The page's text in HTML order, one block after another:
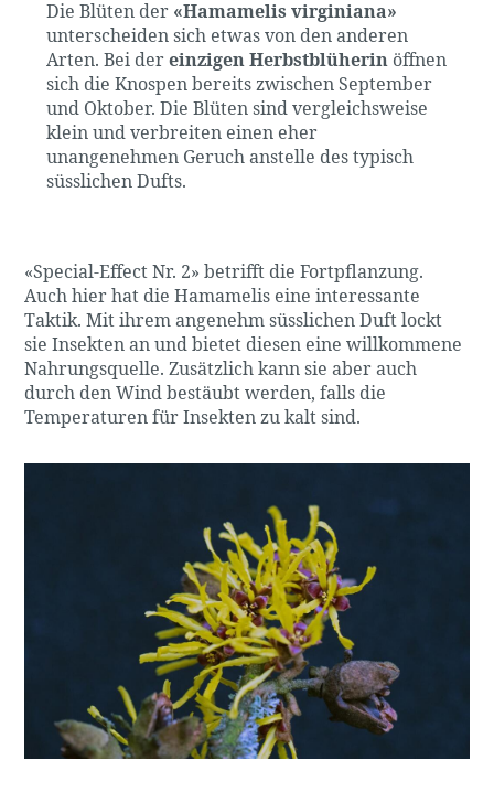
Die Blüten der «Hamamelis virginiana»
unterscheiden sich etwas von den anderen
Arten. Bei dereinzigen Herbstblüherin öffnen
sich die Knospen bereits zwischen September
und Oktober. Die Blüten sind vergleichsweise
klein und verbreiten einen eher
unangenehmen Geruch anstelle des typisch
süsslichen Dufts.
«Special-Effect Nr. 2» betrifft die Fortpflanzung.
Auch hier hat die Hamamelis eine interessante
Taktik. Mit ihrem angenehm süsslichen Duft lockt
sie Insekten an und bietet diesen eine willkommene
Nahrungsquelle. Zusätzlich kann sie aber auch
durch den Wind bestäubt werden, falls die
Temperaturen für Insekten zu kalt sind.